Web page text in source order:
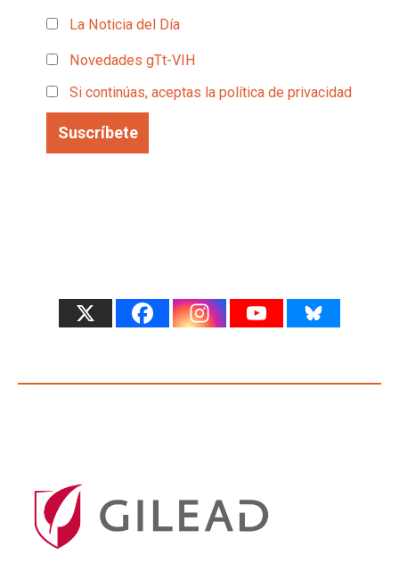
La Noticia del Día
Novedades gTt-VIH
Si continúas, aceptas la política de privacidad